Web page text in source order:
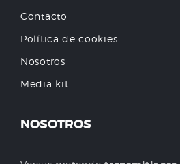
Contacto
Política de cookies
Nosotros
Media kit
NOSOTROS